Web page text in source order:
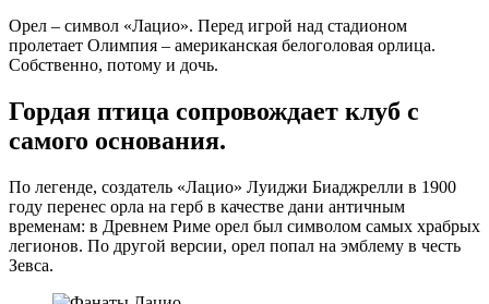
Орел – символ «Лацио». Перед игрой над стадионом
пролетает Олимпия – американская белоголовая орлица.
Собственно, потому и дочь.
Гордая птица сопровождает клуб с
самого основания.
По легенде, создатель «Лацио» Луиджи Биаджрелли в 1900
году перенес орла на герб в качестве дани античным
временам: в Древнем Риме орел был символом самых храбрых
легионов. По другой версии, орел попал на эмблему в честь
Зевса.